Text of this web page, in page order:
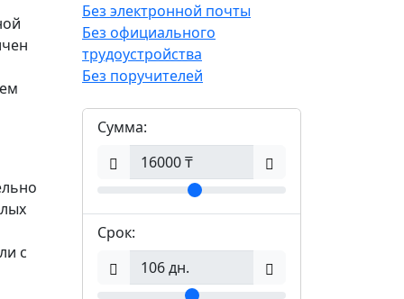
Без электронной почты
Без официального
трудоустройства
Без поручителей
Сумма:
Срок:
с